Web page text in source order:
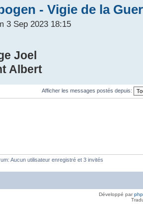
- Vigie de la
3 Sep 2023 18:15
Joel
Albert
Afficher les messages postés depuis:
Aucun utilisateur enregistré et 3 invités
Développé par